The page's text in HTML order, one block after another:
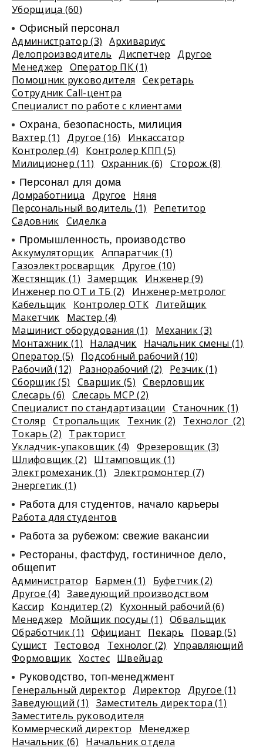
Уборщица (60)
Офисный персонал
Администратор (3)
Архивариус
Делопроизводитель
Диспетчер
Другое
Менеджер
Оператор ПК (1)
Помощник руководителя
Секретарь
Сотрудник Call-центра
Специалист по работе с клиентами
Охрана, безопасность, милиция
Вахтер (1) Другое (16)
Инкассатор
Контролер (4)
Контролер КПП (5)
Милиционер (11)
Охранник (6) Сторож (8)
Персонал для дома
Домработница Другое
Няня
Персональный водитель (1)
Репетитор
Садовник Сиделка
Промышленность, производство
Аккумуляторщик Аппаратчик (1)
Газоэлектросварщик Другое (10)
Жестянщик (1)
Замерщик
Инженер (9)
Инженер по ОТ и ТБ (2)
Инженер-метролог
Кабельщик
Контролер ОТК Литейщик
Макетчик
Мастер (4)
Машинист оборудования (1)
Механик (3)
Монтажник (1)
Наладчик
Начальник смены (1)
Оператор (5)
Подсобный рабочий (10)
Рабочий (12)
Разнорабочий (2)
Резчик (1)
Сборщик (5)
Сварщик (5)
Сверловщик
Слесарь (6)
Слесарь МСР (2)
Специалист по стандартизации
Станочник (1)
Столяр Стропальщик Техник (2)
Технолог (2)
Токарь (2)
Тракторист
Укладчик-упаковщик (4)
Фрезеровщик (3)
Шлифовщик (2)
Штамповщик (1)
Электромеханик (1)
Электромонтер (7)
Энергетик (1)
Работа для студентов, начало карьеры
Работа для студентов
Работа за рубежом: свежие вакансии
Рестораны, фастфуд, гостиничное дело,
общепит
Администратор Бармен (1)
Буфетчик (2)
Другое (4)
Заведующий производством
Кассир
Кондитер (2)
Кухонный рабочий (6)
Менеджер
Мойщик посуды (1) Обвальщик
Обработчик (1)
Официант Пекарь
Повар (5)
Сушист
Тестовод Технолог (2)
Управляющий
Формовщик Хостес Швейцар
Руководство, топ-менеджмент
Генеральный директор Директор
Другое (1)
Заведующий (1)
Заместитель директора (1)
Заместитель руководителя
Коммерческий директор
Менеджер
Начальник (6)
Начальник отдела